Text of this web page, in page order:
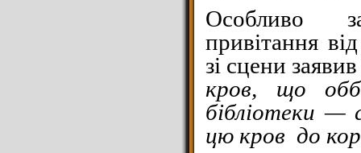
Особливо
привітання
зі сцени
кров, що
бібліотеки
цю кров до